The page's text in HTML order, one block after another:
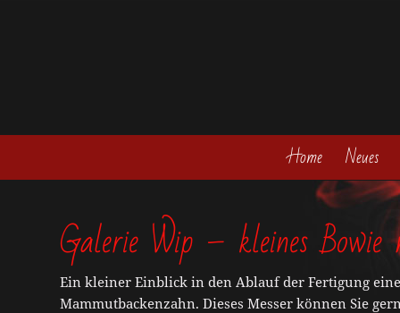
Home Neues
Galerie Wip – kleines
Ein kleiner Einblick in den Ablauf der Fertigung
Mammutbackenzahn. Dieses Messer können Sie